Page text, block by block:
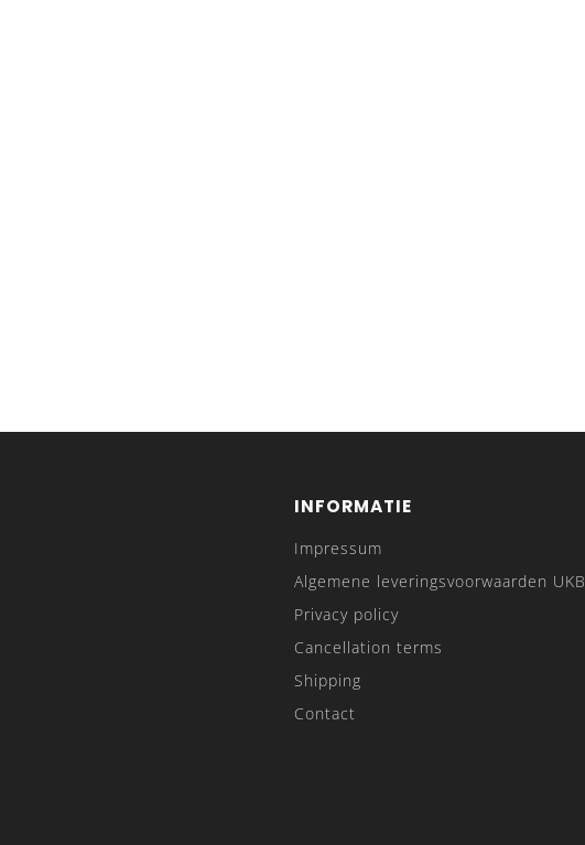
INFORMATIE
Impressum
Algemene leveringsvoorwaarden UKB
Privacy policy
Cancellation terms
Shipping
Contact